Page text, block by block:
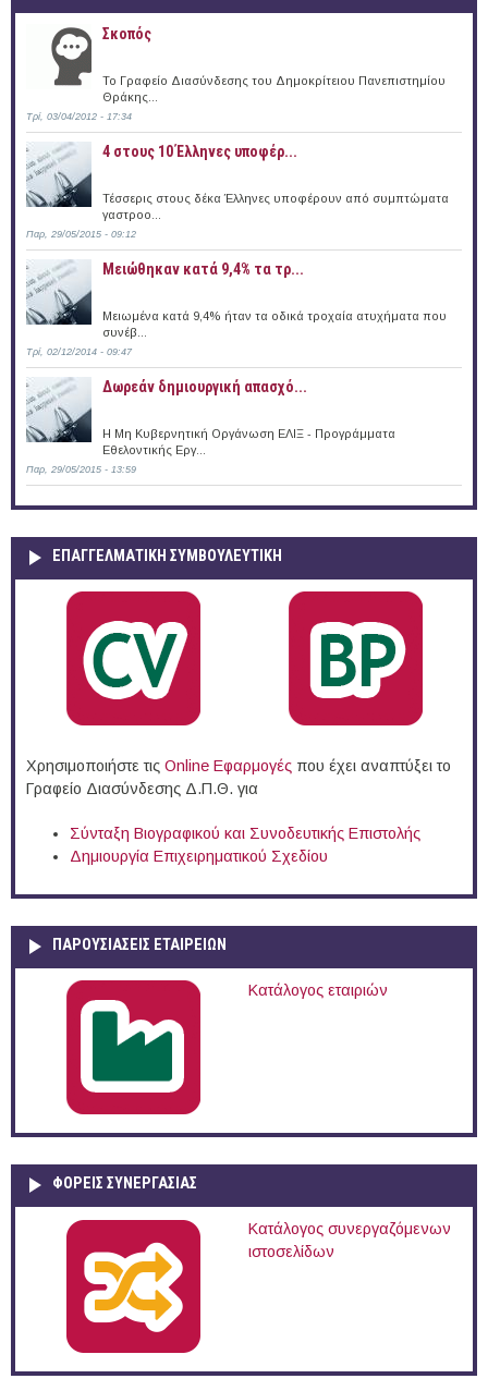
Σκοπός
Το Γραφείο Διασύνδεσης του Δημοκρίτειου Πανεπιστημίου
Θράκης...
Τρί, 03/04/2012 - 17:34
4 στους 10 Έλληνες υποφέρ...
Τέσσερις στους δέκα Έλληνες υποφέρουν από συμπτώματα
γαστροο...
Παρ, 29/05/2015 - 09:12
Μειώθηκαν κατά 9,4% τα τρ...
Μειωμένα κατά 9,4% ήταν τα οδικά τροχαία ατυχήματα που
συνέβ...
Τρί, 02/12/2014 - 09:47
Δωρεάν δημιουργική απασχό...
Η Μη Κυβερνητική Οργάνωση ΕΛΙΞ - Προγράμματα
Εθελοντικής Εργ...
Παρ, 29/05/2015 - 13:59
ΕΠΑΓΓΕΛΜΑΤΙΚΉ ΣΥΜΒΟΥΛΕΥΤΙΚΉ
Χρησιμοποιήστε τις Online Eφαρμογές που έχει αναπτύξει το
Γραφείο Διασύνδεσης Δ.Π.Θ. για
Σύνταξη Βιογραφικού και Συνοδευτικής Επιστολής
Δημιουργία Επιχειρηματικού Σχεδίου
ΠΑΡΟΥΣΙΆΣΕΙΣ ΕΤΑΙΡΕΙΏΝ
Κατάλογος εταιριών
ΦΟΡΕΙΣ ΣΥΝΕΡΓΑΣΙΑΣ
Κατάλογος συνεργαζόμενων
ιστοσελίδων